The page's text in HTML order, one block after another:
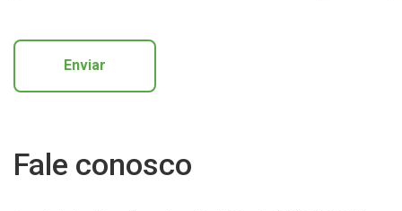
Enviar
Fale conosco